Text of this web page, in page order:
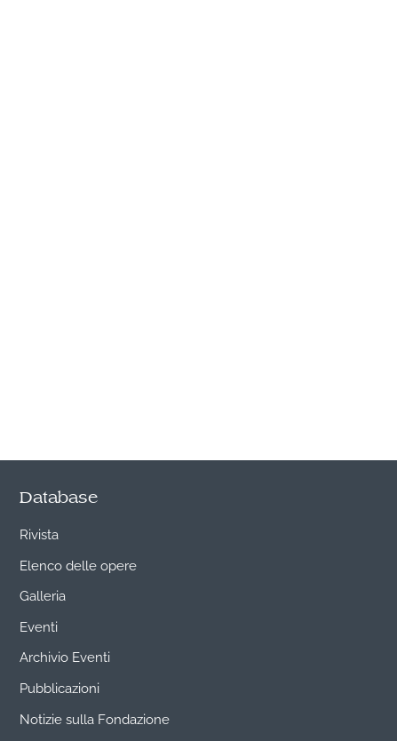
Database
Rivista
Elenco delle opere
Galleria
Eventi
Archivio Eventi
Pubblicazioni
Notizie sulla Fondazione